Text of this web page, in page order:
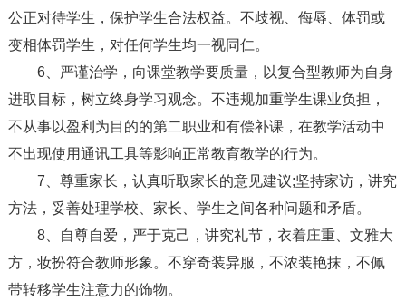
公正对待学生，保护学生合法权益。不歧视、侮辱、体罚或
变相体罚学生，对任何学生均一视同仁。
6、严谨治学，向课堂教学要质量，以复合型教师为自身
进取目标，树立终身学习观念。不违规加重学生课业负担，
不从事以盈利为目的的第二职业和有偿补课，在教学活动中
不出现使用通讯工具等影响正常教育教学的行为。
7、尊重家长，认真听取家长的意见建议;坚持家访，讲究
方法，妥善处理学校、家长、学生之间各种问题和矛盾。
8、自尊自爱，严于克己，讲究礼节，衣着庄重、文雅大
方，妆扮符合教师形象。不穿奇装异服，不浓装艳抹，不佩
带转移学生注意力的饰物。